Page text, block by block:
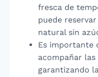
fresca de
puede
natural sin
Es importante
acompañar
garantizando